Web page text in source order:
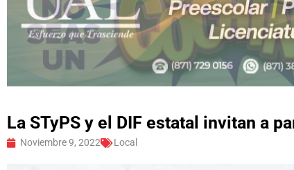
La STyPS y el DIF estatal invitan a
Noviembre 9, 2022 Local